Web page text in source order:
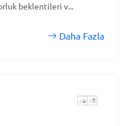
beklentileri v...
Daha Fazla